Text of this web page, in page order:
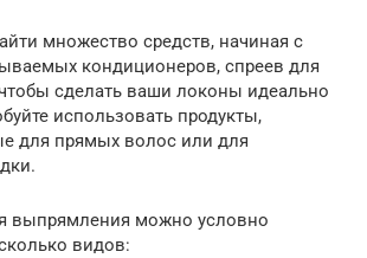
множество средств, начиная с
кондиционеров, спреев для
сделать ваши локоны идеально
использовать продукты,
для прямых волос или для
выпрямления можно условно
видов: